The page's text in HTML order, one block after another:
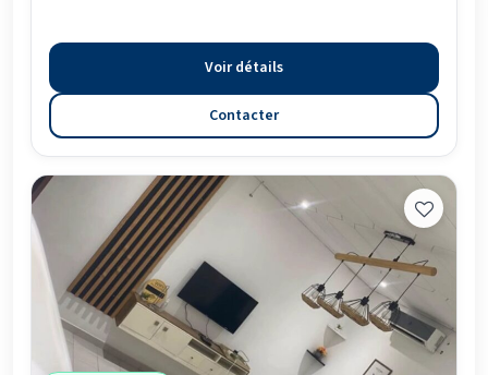
Voir détails
Contacter